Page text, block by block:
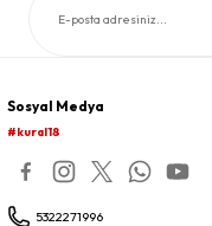
Sosyal Medya
#kural18
5322271996